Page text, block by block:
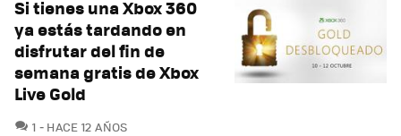
Si tienes una Xbox 360
ya estás tardando en
disfrutar del fin de
semana gratis de Xbox
Live Gold
1 COMENTARIOS
HACE 12 AÑOS